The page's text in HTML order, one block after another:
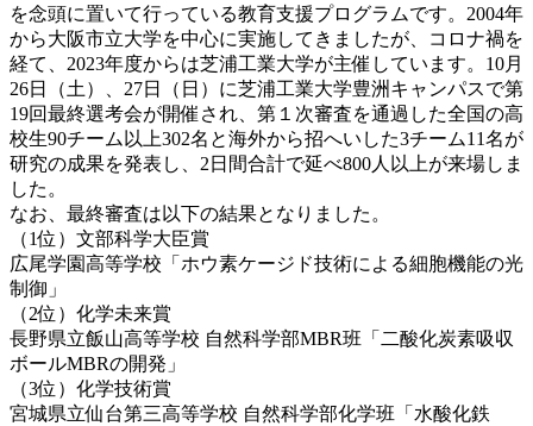
を念頭に置いて行っている教育支援プログラムです。2004年
から大阪市立大学を中心に実施してきましたが、コロナ禍を
経て、2023年度からは芝浦工業大学が主催しています。10月
26日（土）、27日（日）に芝浦工業大学豊洲キャンパスで第
19回最終選考会が開催され、第１次審査を通過した全国の高
校生90チーム以上302名と海外から招へいした3チーム11名が
研究の成果を発表し、2日間合計で延べ800人以上が来場しま
した。
なお、最終審査は以下の結果となりました。
（1位）文部科学大臣賞
広尾学園高等学校「ホウ素ケージド技術による細胞機能の光
制御」
（2位）化学未来賞
長野県立飯山高等学校 自然科学部MBR班「二酸化炭素吸収
ボールMBRの開発」
（3位）化学技術賞
宮城県立仙台第三高等学校 自然科学部化学班「水酸化鉄